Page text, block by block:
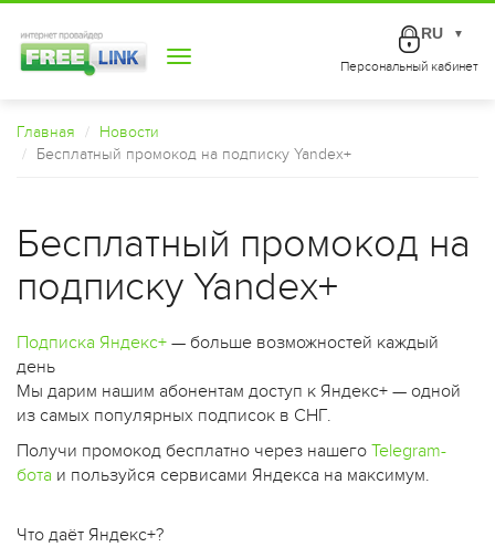
Toggle
Персональный кабинет
RU ▼
Главная
Новости
Бесплатный промокод на подписку Yandex+
Бесплатный промокод на
подписку Yandex+
Подписка Яндекс+ — больше возможностей каждый
день
Мы дарим нашим абонентам доступ к Яндекс+ — одной
из самых популярных подписок в СНГ.
Получи промокод бесплатно через нашего Telegram-
бота и пользуйся сервисами Яндекса на максимум.
Что даёт Яндекс+?